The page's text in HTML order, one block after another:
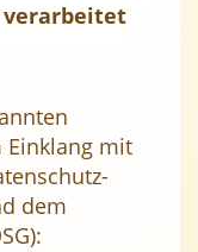
verarbeitet
Einklang mit
dem